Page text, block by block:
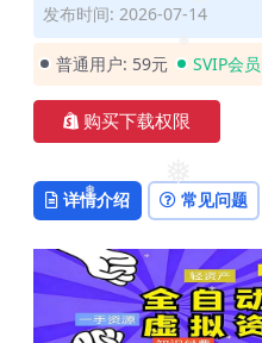
❅
❅
❅ ❅
发布时间: 2026-07-14
普通用户: 59元 SVIP会
购买下载权限
详情介绍 常见问题